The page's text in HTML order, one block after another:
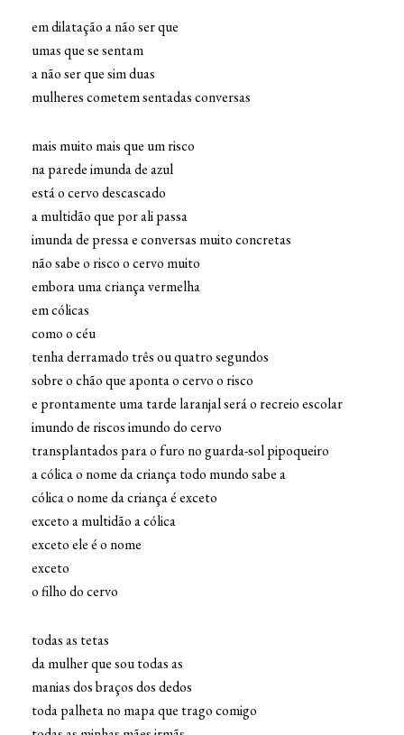
em dilatação a não ser que
umas que se sentam
a não ser que sim duas
mulheres cometem sentadas conversas
mais muito mais que um risco
na parede imunda de azul
está o cervo descascado
a multidão que por ali passa
imunda de pressa e conversas muito concretas
não sabe o risco o cervo muito
embora uma criança vermelha
em cólicas
como o céu
tenha derramado três ou quatro segundos
sobre o chão que aponta o cervo o risco
e prontamente uma tarde laranjal será o recreio escolar
imundo de riscos imundo do cervo
transplantados para o furo no guarda-sol pipoqueiro
a cólica o nome da criança todo mundo sabe a
cólica o nome da criança é exceto
exceto a multidão a cólica
exceto ele é o nome
exceto
o filho do cervo
todas as tetas
da mulher que sou todas as
manias dos braços dos dedos
toda palheta no mapa que trago comigo